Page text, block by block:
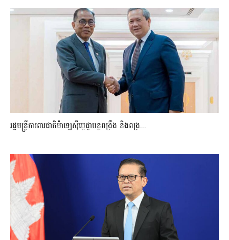
រដ្ឋមន្ត្រីការពារជាតិម៉ាឡេស៊ីប្ដេជ្ញាបន្តពង្រឹង និងពង្រ...